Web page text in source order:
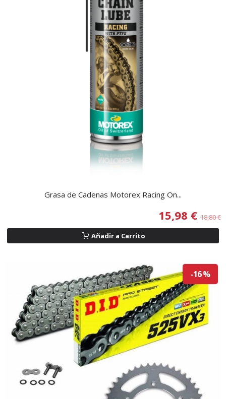
Grasa de Cadenas Motorex Racing On...
15,98 € 18,80 €
Añadir a Carrito
-16 %